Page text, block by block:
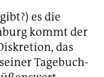
es die
kommt der
das
Tagebuch-